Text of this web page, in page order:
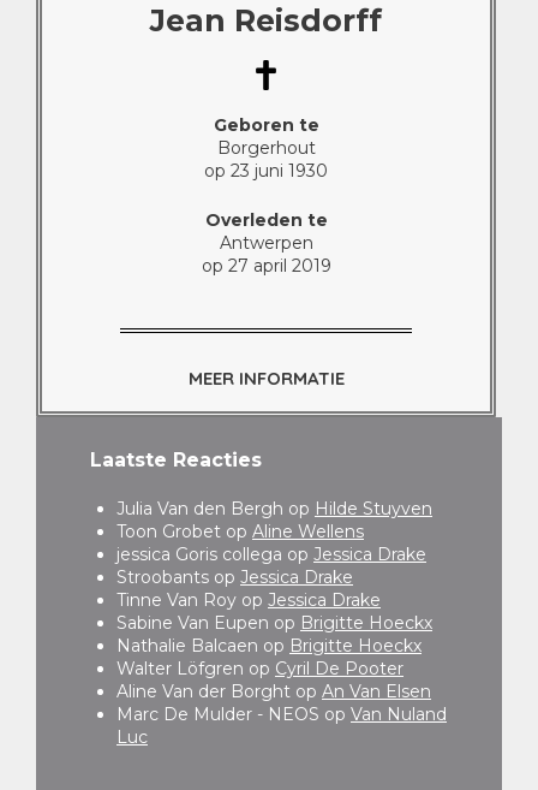
Jean Reisdorff
Geboren te
Borgerhout
op 23 juni 1930
Overleden te
Antwerpen
op 27 april 2019
MEER INFORMATIE
Laatste Reacties
Julia Van den Bergh op Hilde Stuyven
Toon Grobet op Aline Wellens
jessica Goris collega op Jessica Drake
Stroobants op Jessica Drake
Tinne Van Roy op Jessica Drake
Sabine Van Eupen op Brigitte Hoeckx
Nathalie Balcaen op Brigitte Hoeckx
Walter Löfgren op Cyril De Pooter
Aline Van der Borght op An Van Elsen
Marc De Mulder - NEOS op Van Nuland
Luc